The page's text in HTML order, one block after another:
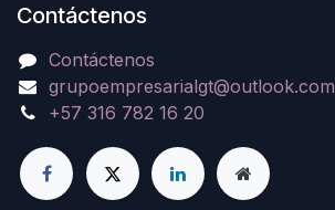
Contáctenos
Contáctenos
grupoempresarialgt@outlook.com
+57 316 782 16 20